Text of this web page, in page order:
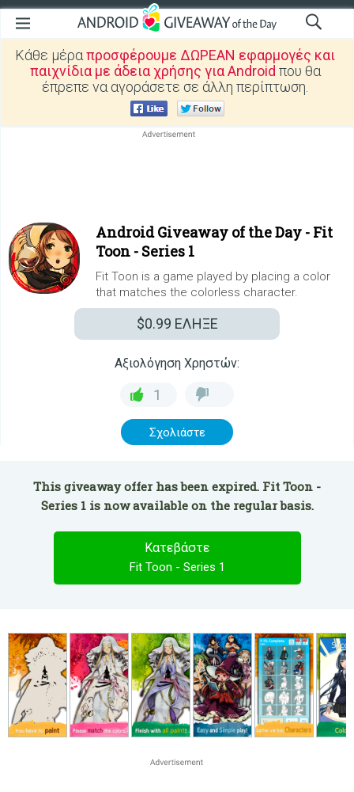
Κάθε μέραπροσφέρουμε ΔΩΡΕΑΝ εφαρμογές και
παιχνίδια με άδεια χρήσης για Android που θα
έπρεπε να αγοράσετε σε άλλη περίπτωση.
Android Giveaway of the Day - Fit
Toon - Series 1
Fit Toon is a game played by placing a color
that matches the colorless character.
$0.99 ΕΛΗΞΕ
Αξιολόγηση Χρηστών:
1
Σχολιάστε
This giveaway offer has been expired. Fit Toon -
Series 1 is now available on the regular basis.
Κατεβάστε
Fit Toon - Series 1